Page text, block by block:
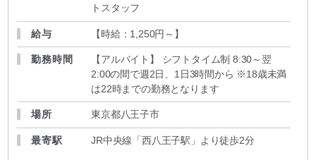
トスタッフ
給与 【時給：1,250円～ 】
勤務時間
【アルバイト】 シフトタイム制 8:30～翌
2:00の間で週2日、1日3時間から ※18歳未満
は22時までの勤務となります
場所 東京都八王子市
最寄駅 JR中央線「西八王子駅」より徒歩2分